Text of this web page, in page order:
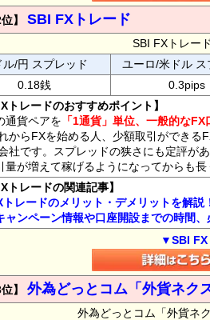
】 SBI FXトレード
SBI FXトレー
ル/円 スプレッド
ユーロ/米ドル ス
0.18銭
0.3pips
トレードのおすすめポイント】
通貨ペアを 「1通貨」単位、一般的な
からFXを始める人、少額取引ができる
社です。スプレッドの狭さにも定評が
量が増えて稼げるようになってからも長
トレードの関連記事】
レードのメリット・デメリットを解
ャンペーン情報や口座開設までの時間、
▼SBI FX
】 外為どっとコム「外貨ネク
外為どっとコム「外貨ネ